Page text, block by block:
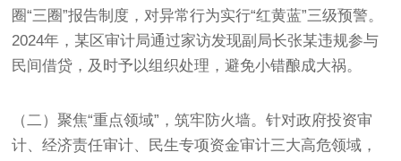
圈“三圈”报告制度，对异常行为实行“红黄蓝”三级预警。
2024年，某区审计局通过家访发现副局长张某违规参与
民间借贷，及时予以组织处理，避免小错酿成大祸。
（二）聚焦“重点领域”，筑牢防火墙。针对政府投资审
计、经济责任审计、民生专项资金审计三大高危领域，